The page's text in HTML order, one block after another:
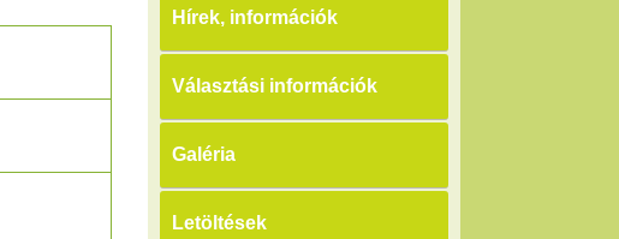
Hírek, információk
Választási információk
Galéria
Letöltések